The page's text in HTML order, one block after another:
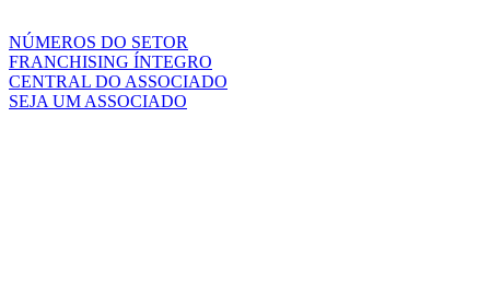
NÚMEROS DO SETOR
FRANCHISING ÍNTEGRO
CENTRAL DO ASSOCIADO
SEJA UM ASSOCIADO